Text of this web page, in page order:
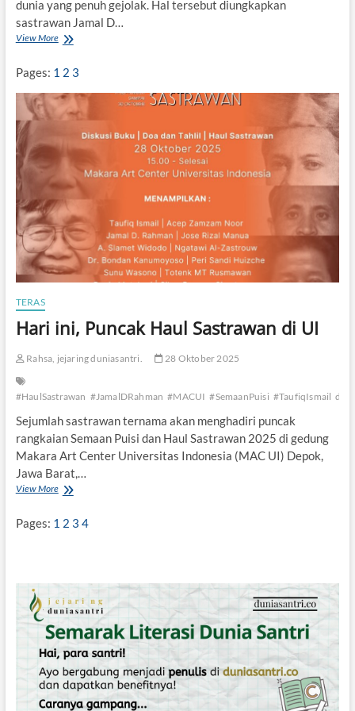
i
L
u
m
U
dunia yang penuh gejolak. Hal tersebut diungkapkan
sastrawan Jamal D…
View More“
t
a
a
u
R
s
t
o
r
a
s
m
n
e
s
a
e
j
a
a
h
Pages: 1 2 3
TERAS
Hari ini, Puncak Haul Sastrawan di UI
Rahsa, jejaring duniasantri. 28 Oktober 2025
#HaulSastrawan #JamalDRahman #MACUI #SemaanPuisi #TaufiqIsmail
Sejumlah sastrawan ternama akan menghadiri puncak
rangkaian Semaan Puisi dan Haul Sastrawan 2025 di gedung
Makara Art Center Universitas Indonesia (MAC UI) Depok,
Jawa Barat,…
View MoreH
i
P
u
n
c
a
k
H
a
Pages: 1 2 3 4